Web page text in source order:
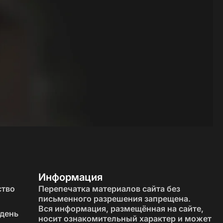
— вдруг стать «грязно-зелёным» или
Информация
Перепечатка материалов сайта без
письменного разрешения запрещена.
Вся информация, размещённая на сайте,
носит ознакомительный характер и может